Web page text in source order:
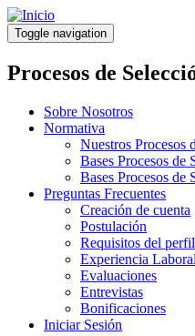
Pasar
al
contenido
principal
Toggle navigation
Procesos de
Sobre Nosotros
Normativa
Nuestros Procesos
Bases Procesos de
Bases Procesos
Preguntas Frecuentes
Creación de cuenta
Postulación
Requisitos del
Experiencia Laboral
Evaluaciones
Entrevistas
Bonificaciones
Iniciar Sesión